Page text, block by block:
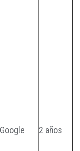
Google 2 años